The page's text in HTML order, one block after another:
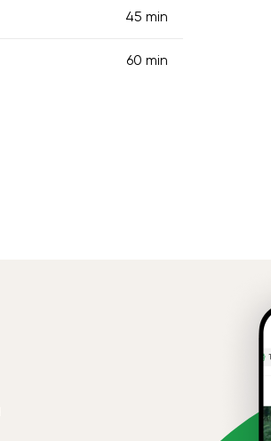
45 min
60 min